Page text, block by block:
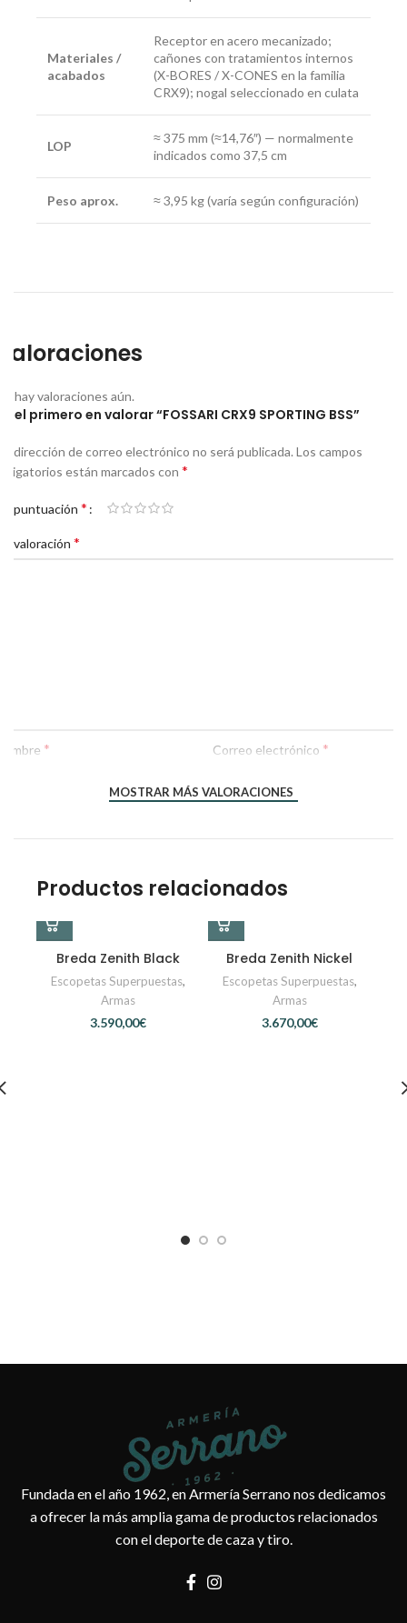
Materiales /
acabados
Receptor en acero mecanizado;
cañones con tratamientos internos
(X-BORES / X-CONES en la familia
CRX9); nogal seleccionado en culata
LOP
≈ 375 mm (≈14,76″) — normalmente
indicados como 37,5 cm
Peso aprox. ≈ 3,95 kg (varía según configuración)
hay valoraciones aún.
el primero en valorar “FOSSARI CRX9 SPORTING BSS”
dirección de correo electrónico no será publicada.Los campos
están marcados con *
puntuación *
valoración *
* Correo electrónico *
MOSTRAR MÁS VALORACIONES
Productos relacionados
Breda Zenith Black
Escopetas Superpuestas,
Armas
€
Breda Zenith Nickel
Escopetas Superpuestas,
Armas
€
Fundada en el año 1962, en Armería Serrano nos dedicamos
a ofrecer la más amplia gama de productos relacionados
con el deporte de caza y tiro.